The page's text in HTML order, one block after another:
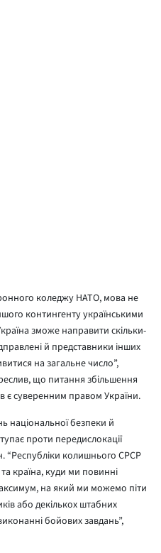
коледжу НАТО, мова не
контингенту українськими
зможе направити скільки-
й представники інших
на загальне число”,
що питання збільшення
є суверенним правом України.
національної безпеки й
проти передислокації
“Республіки колишнього СРСР
країна, куди ми повинні
на який ми можемо піти
або декількох штабних
бойових завдань”,